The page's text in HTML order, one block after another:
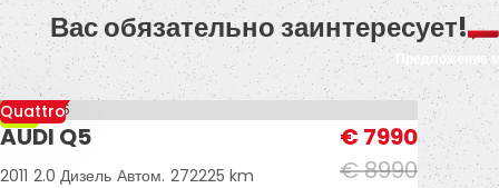
Вас обязательно заинтересует!
Предложение
-11%
Quattro
AUDI Q5
€ 8990
€ 7990
2011 2.0 Дизель Автом. 272225 km